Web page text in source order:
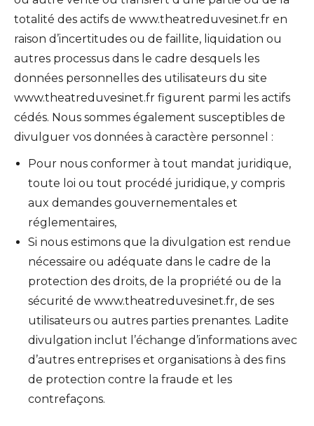
totalité des actifs de www.theatreduvesinet.fr en
raison d’incertitudes ou de faillite, liquidation ou
autres processus dans le cadre desquels les
données personnelles des utilisateurs du site
www.theatreduvesinet.fr figurent parmi les actifs
cédés. Nous sommes également susceptibles de
divulguer vos données à caractère personnel :
Pour nous conformer à tout mandat juridique,
toute loi ou tout procédé juridique, y compris
aux demandes gouvernementales et
réglementaires,
Si nous estimons que la divulgation est rendue
nécessaire ou adéquate dans le cadre de la
protection des droits, de la propriété ou de la
sécurité de www.theatreduvesinet.fr, de ses
utilisateurs ou autres parties prenantes. Ladite
divulgation inclut l’échange d’informations avec
d’autres entreprises et organisations à des fins
de protection contre la fraude et les
contrefaçons.